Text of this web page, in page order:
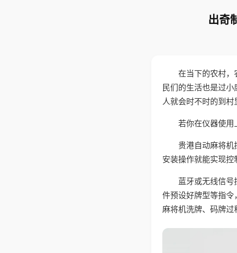
出奇
在当下的农村，
民们的生活也是过
人就会时不时的到村
若你在仪器使用
贵港自动麻将
安装操作就能实现控
蓝牙或无线信
件预设好牌型等指
麻将机洗牌、码牌过